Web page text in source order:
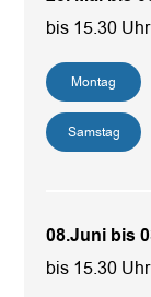
bis 15.30
Montag
Samstag
08.Juni bis
bis 15.30